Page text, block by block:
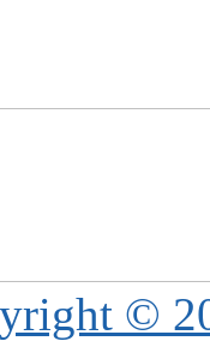
©